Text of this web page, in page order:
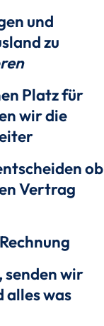
und
zu
Platz für
wir die
ob
Vertrag
senden wir
alles was